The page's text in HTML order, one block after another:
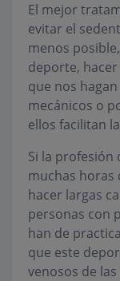
El mejor
evitar el
menos
deporte,
que nos
mecánicos o
ellos facilitan
Si la profesión
muchas horas
hacer largas
personas con
han de
que este
venosos de